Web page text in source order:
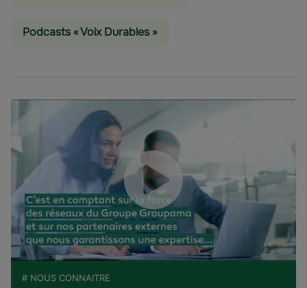
Podcasts « Voix Durables »
# NOUS CONNAITRE